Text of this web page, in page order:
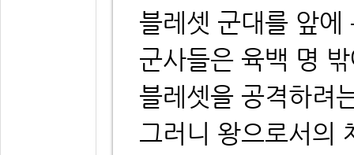
블레셋 군대를 앞에
군사들은 육백 명
블레셋을 공격하려
그러니 왕으로서의